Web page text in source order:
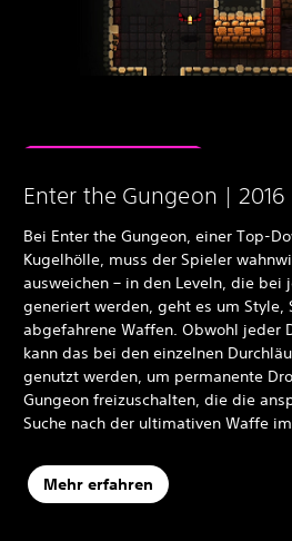
Enter the Gungeon | 2016
Bei Enter the Gungeon, einer Top-
Kugelhölle, muss der Spieler
ausweichen – in den Leveln, die bei
generiert werden, geht es um Style,
abgefahrene Waffen. Obwohl jeder
kann das bei den einzelnen
genutzt werden, um permanente
Gungeon freizuschalten, die die
Suche nach der ultimativen Waffe
Mehr erfahren